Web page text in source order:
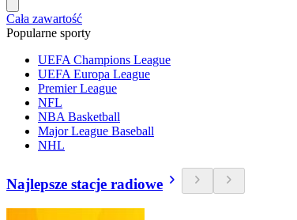
Cała zawartość
Popularne sporty
UEFA Champions League
UEFA Europa League
Premier League
NFL
NBA Basketball
Major League Baseball
NHL
Najlepsze stacje radiowe